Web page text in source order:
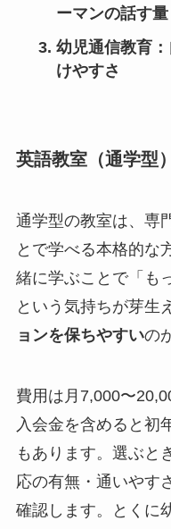
ーマンの話す量
幼児通信教育
けやすさ
英語教室（通学型
通学型の教室は、専
とで学べる本格的な
緒に学ぶことで「も
という気持ちが芽生
ョンを保ちやすいの
費用は月7,000〜
入会金を含めると初
もあります。選ぶと
応の有無・通いやす
確認します。とくに